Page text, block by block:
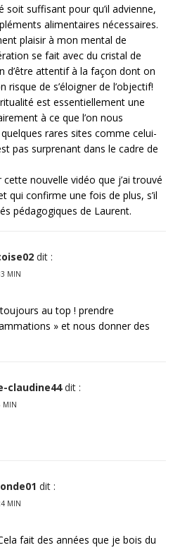
soit suffisant pour qu’il advienne,
alimentaires nécessaires.
plaisir à mon mental de
se fait avec du cristal de
d’être attentif à la façon dont on
de s’éloigner de l’objectif!
est essentiellement une
à ce que l’on nous
rares sites comme celui-
pas surprenant dans le cadre de
nouvelle vidéo que j’ai trouvé
qui confirme une fois de plus, s’il
pédagogiques de Laurent.
dit :
MIN
au top ! prendre
» et nous donner des
claudine44 dit :
MIN
dit :
MIN
fait des années que je bois du